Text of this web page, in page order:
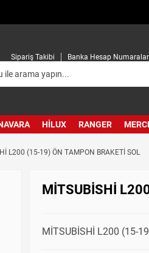
Sipariş Takibi Banka Hesap
HILUX RANGER
L200 (15-19) ÖN TAMPON BRAKETİ SOL
MİTSUBİSHİ
MİTSUBİSHİ L200 (15-